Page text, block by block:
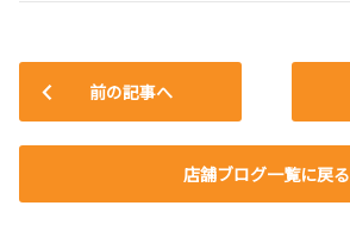
前の記事へ
店舗ブログ一覧に戻る